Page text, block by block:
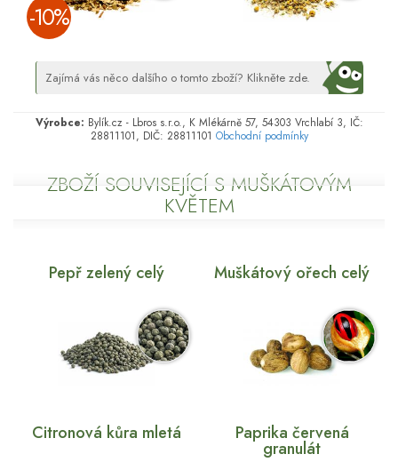
­-10%
Zajímá vás něco dalšího o tomto zboží? Klikněte zde.
Výrobce: Bylík.cz - Lbros s.r.o., K Mlékárně 57, 54303 Vrchlabí 3, IČ:
28811101, DIČ: 28811101 Obchodní podmínky
ZBOŽÍ SOUVISEJÍCÍ S MUŠKÁTOVÝM
KVĚTEM
Pepř zelený celý Muškátový ořech celý
Citronová kůra mletá Paprika červená
granulát